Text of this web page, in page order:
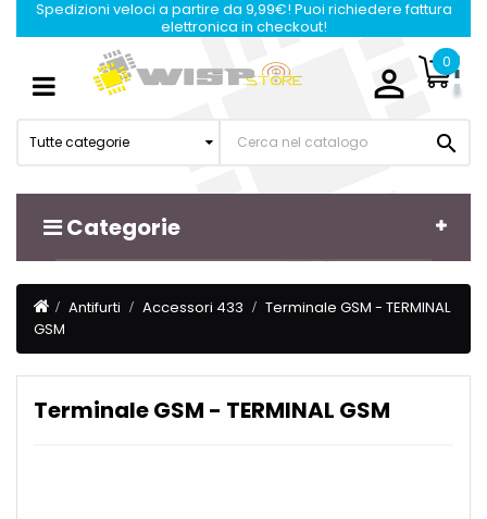
Spedizioni veloci a partire da 9,99€! Puoi richiedere fattura
elettronica in checkout!

0
Tutte categorie 
Categorie
Toggle
Antifurti Accessori 433
Terminale GSM - TERMINAL
GSM
Terminale GSM - TERMINAL GSM